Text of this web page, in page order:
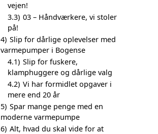
vejen!
3.3) 03 – Håndværkere, vi stoler
på!
4) Slip for dårlige oplevelser med
varmepumper i Bogense
4.1) Slip for fuskere,
klamphuggere og dårlige valg
4.2) Vi har formidlet opgaver i
mere end 20 år
5) Spar mange penge med en
moderne varmepumpe
6) Alt, hvad du skal vide for at